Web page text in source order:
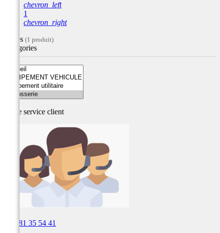
chevron_left
1
chevron_right
Filtres (1 produit)
Catégories
Notre service client
03 81 35 54 41